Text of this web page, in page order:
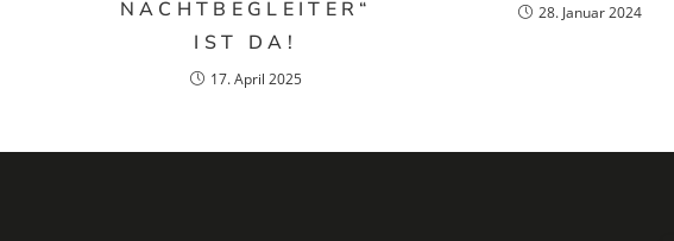
NACHTBEGLEITER“
IST DA!
17. April 2025
28. Januar 2024